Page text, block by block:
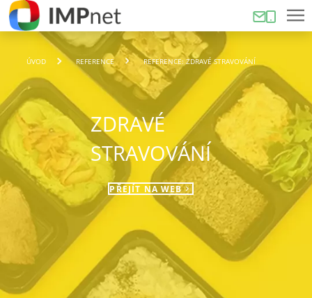
ÚVOD REFERENCE REFERENCE: ZDRAVÉ STRAVOVÁNÍ
ZDRAVÉ
STRAVOVÁNÍ
PŘEJÍT NA WEB